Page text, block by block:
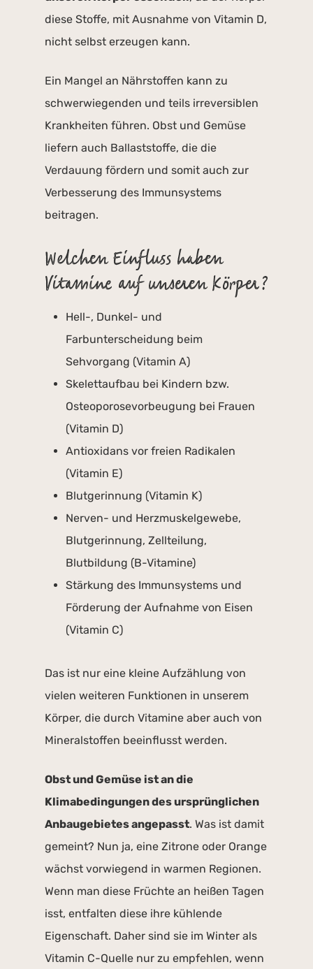
diese Stoffe, mit Ausnahme von Vitamin D,
nicht selbst erzeugen kann.
Ein Mangel an Nährstoffen kann zu
schwerwiegenden und teils irreversiblen
Krankheiten führen. Obst und Gemüse
liefern auch Ballaststoffe, die die
Verdauung fördern und somit auch zur
Verbesserung des Immunsystems
beitragen.
Welchen Einfluss haben
Vitamine auf unseren Körper?
Hell-, Dunkel- und
Farbunterscheidung beim
Sehvorgang (Vitamin A)
Skelettaufbau bei Kindern bzw.
Osteoporosevorbeugung bei Frauen
(Vitamin D)
Antioxidans vor freien Radikalen
(Vitamin E)
Blutgerinnung (Vitamin K)
Nerven- und Herzmuskelgewebe,
Blutgerinnung, Zellteilung,
Blutbildung (B-Vitamine)
Stärkung des Immunsystems und
Förderung der Aufnahme von Eisen
(Vitamin C)
Das ist nur eine kleine Aufzählung von
vielen weiteren Funktionen in unserem
Körper, die durch Vitamine aber auch von
Mineralstoffen beeinflusst werden.
Obst und Gemüse ist an die
Klimabedingungen des ursprünglichen
Anbaugebietes angepasst. Was ist damit
gemeint? Nun ja, eine Zitrone oder Orange
wächst vorwiegend in warmen Regionen.
Wenn man diese Früchte an heißen Tagen
isst, entfalten diese ihre kühlende
Eigenschaft. Daher sind sie im Winter als
Vitamin C-Quelle nur zu empfehlen, wenn